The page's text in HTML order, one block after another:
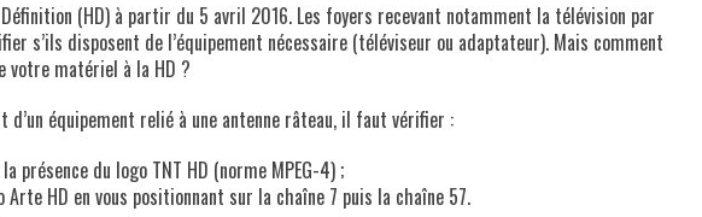
Définition (HD) à partir du 5 avril 2016. Les foyers recevant notamment la télévision par
s’ils disposent de l’équipement nécessaire (téléviseur ou adaptateur). Mais comment
votre matériel à la HD ?
d’un équipement relié à une antenne râteau, il faut vérifier :
présence du logo TNT HD (norme MPEG-4) ;
Arte HD en vous positionnant sur la chaîne 7 puis la chaîne 57.